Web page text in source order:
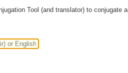
Tool (and translator) to conjugate